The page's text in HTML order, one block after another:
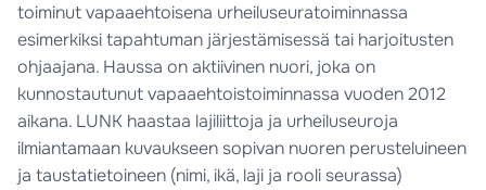
toiminut vapaaehtoisena urheiluseuratoiminnassa
esimerkiksi tapahtuman järjestämisessä tai harjoitusten
ohjaajana. Haussa on aktiivinen nuori, joka on
kunnostautunut vapaaehtoistoiminnassa vuoden 2012
aikana. LUNK haastaa lajiliittoja ja urheiluseuroja
ilmiantamaan kuvaukseen sopivan nuoren perusteluineen
ja taustatietoineen (nimi, ikä, laji ja rooli seurassa)